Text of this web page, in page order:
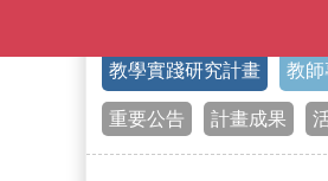
教學實踐研究計畫 教
重要公告 計畫成果